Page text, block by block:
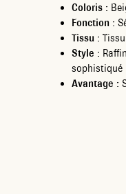
Coloris :
Fonction :
Tissu :
Style :
sophistiqué
Avantage :